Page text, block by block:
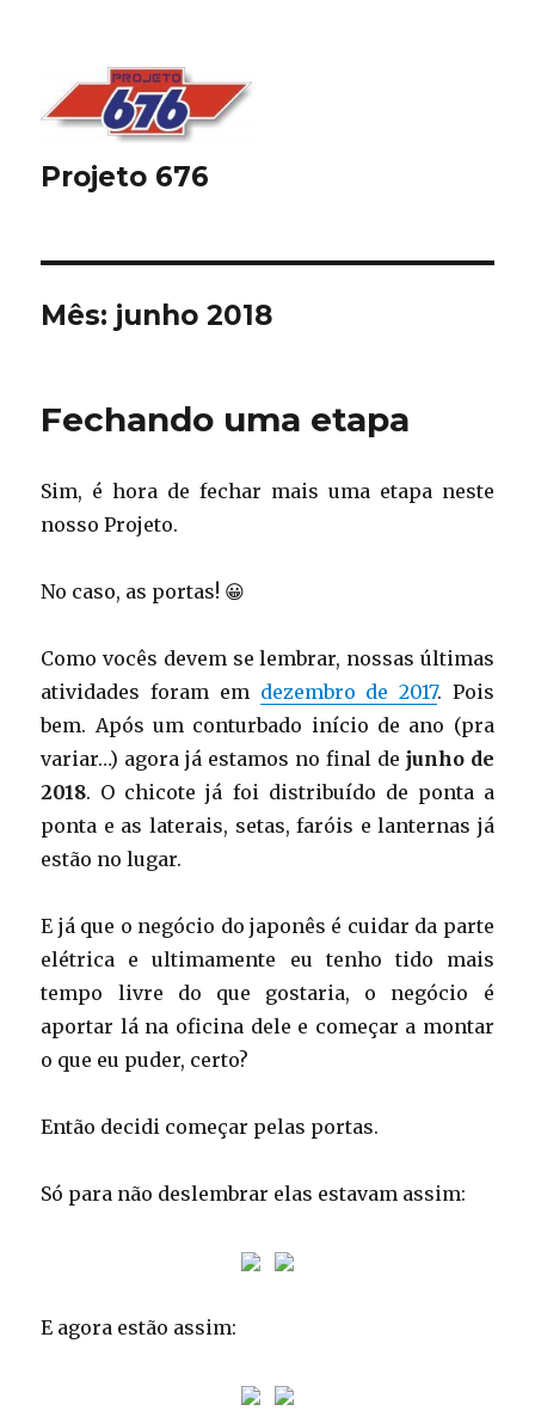
Projeto 676
Mês: junho 2018
Fechando uma etapa
Sim, é hora de fechar mais uma etapa neste
nosso Projeto.
No caso, as portas! 😀
Como vocês devem se lembrar, nossas últimas
atividades foram em dezembro de 2017. Pois
bem. Após um conturbado início de ano (pra
variar…) agora já estamos no final de junho de
2018. O chicote já foi distribuído de ponta a
ponta e as laterais, setas, faróis e lanternas já
estão no lugar.
E já que o negócio do japonês é cuidar da parte
elétrica e ultimamente eu tenho tido mais
tempo livre do que gostaria, o negócio é
aportar lá na oficina dele e começar a montar
o que eu puder, certo?
Então decidi começar pelas portas.
Só para não deslembrar elas estavam assim:
E agora estão assim: